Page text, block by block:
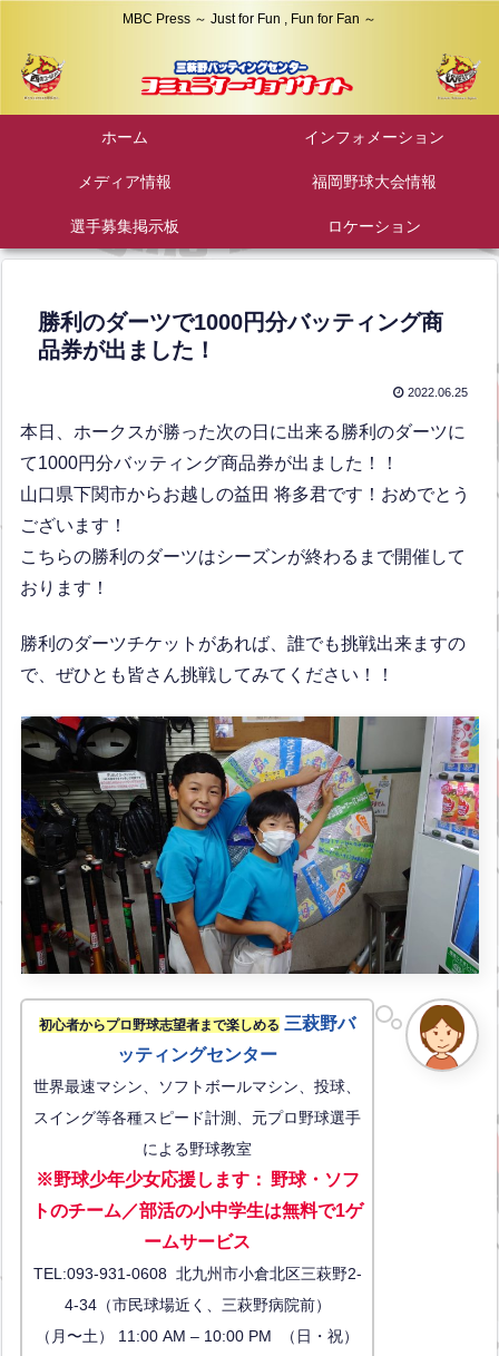
MBC Press ～ Just for Fun , Fun for Fan ～
ホーム インフォメーション
メディア情報 福岡野球大会情報
選手募集掲示板 ロケーション
勝利のダーツで1000円分バッティング商
品券が出ました！
2022.06.25
本日、ホークスが勝った次の日に出来る勝利のダーツに
て1000円分バッティング商品券が出ました！！
山口県下関市からお越しの益田 将多君です！おめでとう
ございます！
こちらの勝利のダーツはシーズンが終わるまで開催して
おります！
勝利のダーツチケットがあれば、誰でも挑戦出来ますの
で、ぜひとも皆さん挑戦してみてください！！
初心者からプロ野球志望者まで楽しめる 三萩野バ
ッティングセンター
世界最速マシン、ソフトボールマシン、投球、
スイング等各種スピード計測、元プロ野球選手
による野球教室
※野球少年少女応援します： 野球・ソフ
トのチーム／部活の小中学生は無料で1ゲ
ームサービス
TEL:093-931-0608 北九州市小倉北区三萩野2-
4-34（市民球場近く、三萩野病院前）
（月〜土） 11:00 AM – 10:00 PM （日・祝）